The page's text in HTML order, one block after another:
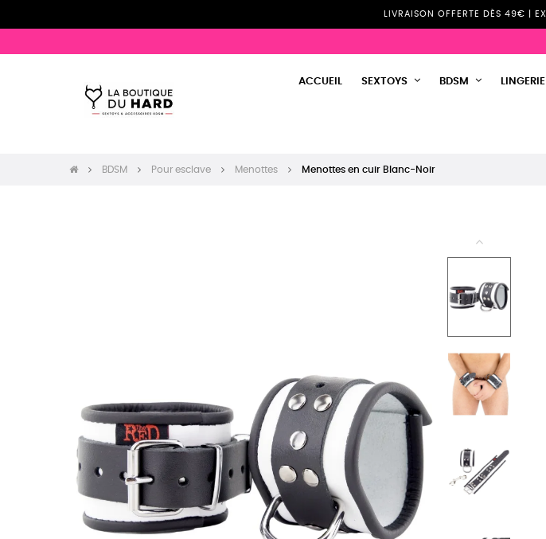
LIVRAISON OFFERTE DÈS 49€ |
ACCUEIL SEXTOYS BDSM LINGERIE
BDSM Pour esclave Menottes Menottes en cuir Blanc-Noir